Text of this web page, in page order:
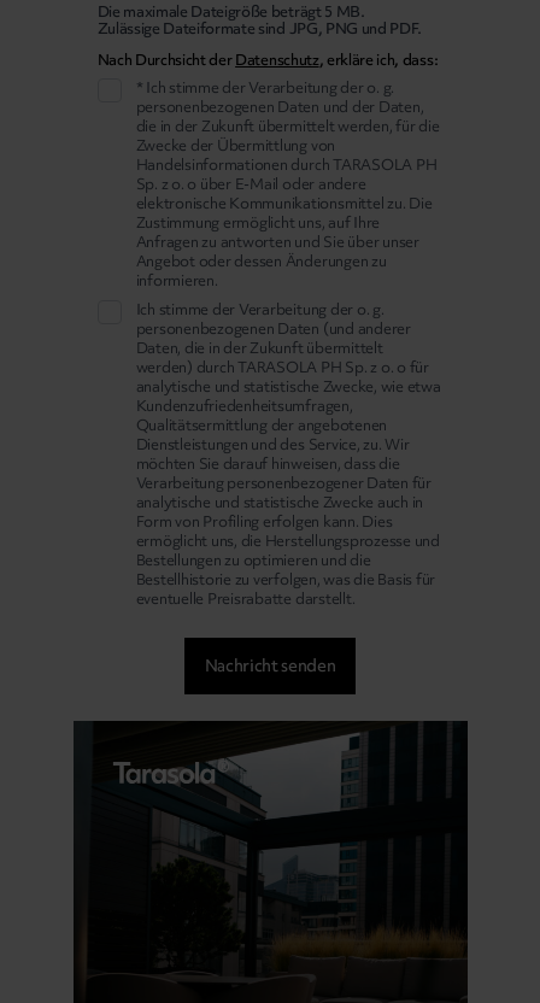
Die maximale Dateigröße beträgt 5 MB.
Zulässige Dateiformate sind JPG, PNG und PDF.
Nach Durchsicht derDatenschutz, erkläre ich, dass:
* Ich stimme der Verarbeitung der o. g.
personenbezogenen Daten und der Daten,
die in der Zukunft übermittelt werden, für die
Zwecke der Übermittlung von
Handelsinformationen durch TARASOLA PH
Sp. z o. o über E-Mail oder andere
elektronische Kommunikationsmittel zu. Die
Zustimmung ermöglicht uns, auf Ihre
Anfragen zu antworten und Sie über unser
Angebot oder dessen Änderungen zu
informieren.
Ich stimme der Verarbeitung der o. g.
personenbezogenen Daten (und anderer
Daten, die in der Zukunft übermittelt
werden) durch TARASOLA PH Sp. z o. o für
analytische und statistische Zwecke, wie etwa
Kundenzufriedenheitsumfragen,
Qualitätsermittlung der angebotenen
Dienstleistungen und des Service, zu. Wir
möchten Sie darauf hinweisen, dass die
Verarbeitung personenbezogener Daten für
analytische und statistische Zwecke auch in
Form von Profiling erfolgen kann. Dies
ermöglicht uns, die Herstellungsprozesse und
Bestellungen zu optimieren und die
Bestellhistorie zu verfolgen, was die Basis für
eventuelle Preisrabatte darstellt.